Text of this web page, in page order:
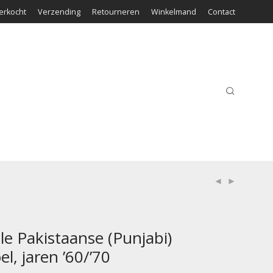
Verzending Retourneren Winkelmand Contact
Pakistaanse (Punjabi)
jaren ’60/’70